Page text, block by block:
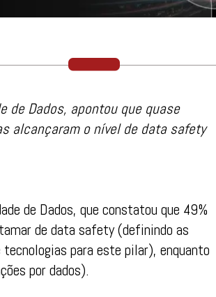
de Dados, apontou que quase
alcançaram o nível de data safety
de Dados, que constatou que 49%
de data safety (definindo as
para este pilar), enquanto
por dados).